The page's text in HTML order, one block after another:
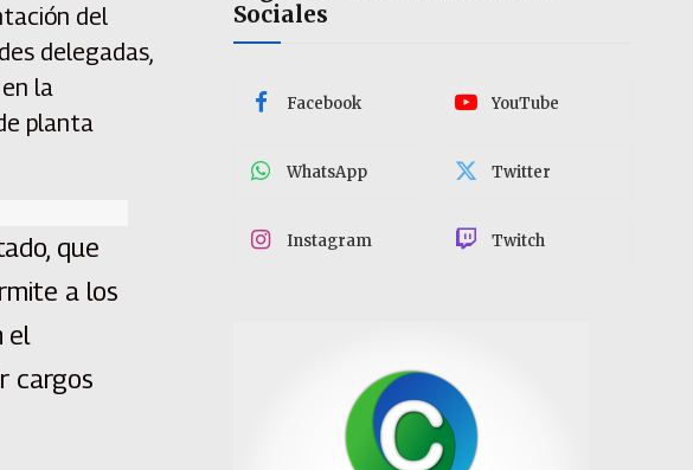
del
delegadas,
la
planta
que
a los
el
cargos
Sociales
Facebook YouTube
WhatsApp Twitter
Instagram Twitch